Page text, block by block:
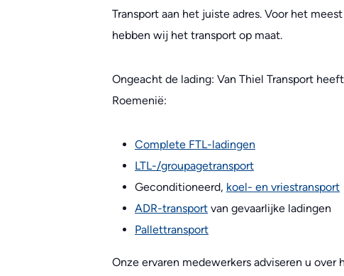
Transport aan het juiste adres. Voor het
hebben wij het transport op maat.
Ongeacht de lading: Van Thiel Transport
Roemenië:
Complete FTL-ladingen
LTL-/groupagetransport
Geconditioneerd, koel- en vriestransport
ADR-transport van gevaarlijke ladingen
Pallettransport
Onze ervaren medewerkers adviseren u